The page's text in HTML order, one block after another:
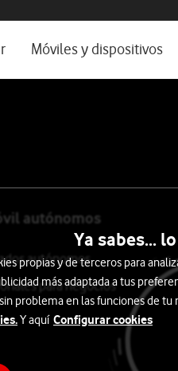
ayuda e idioma
Móviles y dispositivos
autónomos
autónomos
para negocios
Ya sabes...
propias y de terceros para
más adaptada a tus
problema en las funciones de
Y aquí Configurar cookies